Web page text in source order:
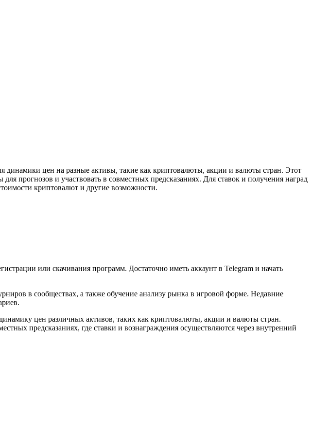
динамики цен на разные активы, такие как криптовалюты, акции и валюты стран. Этот
прогнозов и участвовать в совместных предсказаниях. Для ставок и получения наград
криптовалют и другие возможности.
или скачивания программ. Достаточно иметь аккаунт в Telegram и начать
в сообществах, а также обучение анализу рынка в игровой форме. Недавние
цен различных активов, таких как криптовалюты, акции и валюты стран.
предсказаниях, где ставки и вознаграждения осуществляются через внутренний